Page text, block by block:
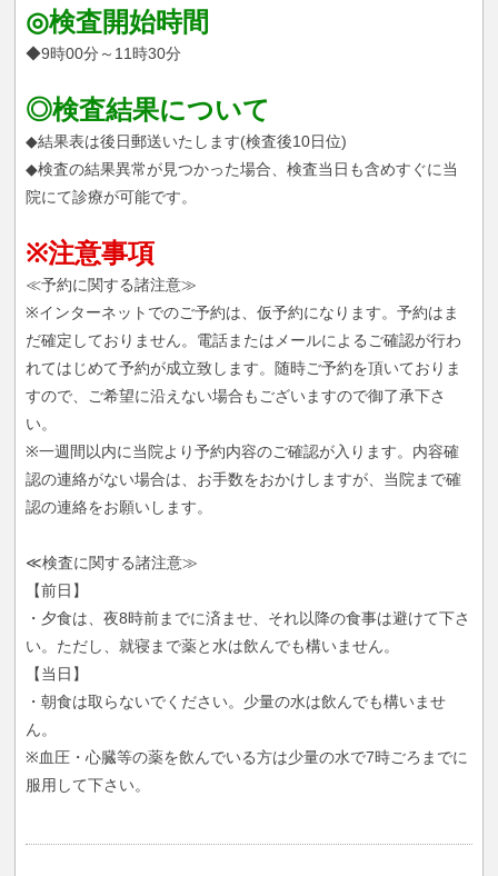
◎検査開始時間
◆9時00分～11時30分
◎検査結果について
◆結果表は後日郵送いたします(検査後10日位)
◆検査の結果異常が見つかった場合、検査当日も含めすぐに当
院にて診療が可能です。
※注意事項
≪予約に関する諸注意≫
※インターネットでのご予約は、仮予約になります。予約はま
だ確定しておりません。電話またはメールによるご確認が行わ
れてはじめて予約が成立致します。随時ご予約を頂いておりま
すので、ご希望に沿えない場合もございますので御了承下さ
い。
※一週間以内に当院より予約内容のご確認が入ります。内容確
認の連絡がない場合は、お手数をおかけしますが、当院まで確
認の連絡をお願いします。
≪検査に関する諸注意≫
【前日】
・夕食は、夜8時前までに済ませ、それ以降の食事は避けて下さ
い。ただし、就寝まで薬と水は飲んでも構いません。
【当日】
・朝食は取らないでください。少量の水は飲んでも構いませ
ん。
※血圧・心臓等の薬を飲んでいる方は少量の水で7時ごろまでに
服用して下さい。